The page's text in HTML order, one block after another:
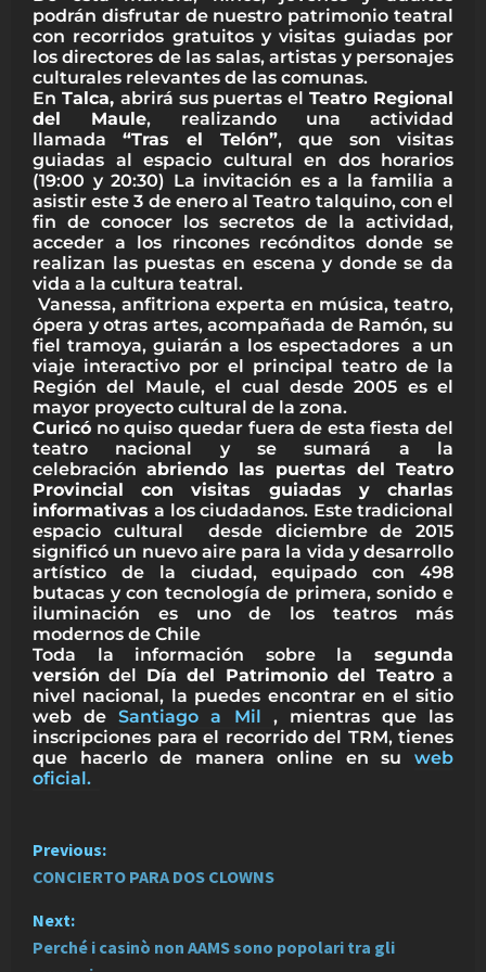
podrán disfrutar de nuestro patrimonio teatral
con recorridos gratuitos y visitas guiadas por
los directores de las salas, artistas y personajes
culturales relevantes de las comunas.
En Talca, abrirá sus puertas elTeatro Regional
del Maule, realizando una actividad
llamada “Tras el Telón”, que son visitas
guiadas al espacio cultural en dos horarios
(19:00 y 20:30) La invitación es a la familia a
asistir este 3 de enero al Teatro talquino, con el
fin de conocer los secretos de la actividad,
acceder a los rincones recónditos donde se
realizan las puestas en escena y donde se da
vida a la cultura teatral.
Vanessa, anfitriona experta en música, teatro,
ópera y otras artes, acompañada de Ramón, su
fiel tramoya, guiarán a los espectadores a un
viaje interactivo por el principal teatro de la
Región del Maule, el cual desde 2005 es el
mayor proyecto cultural de la zona.
Curicó no quiso quedar fuera de esta fiesta del
teatro nacional y se sumará a la
celebración abriendo las puertas del Teatro
Provincial con visitas guiadas y charlas
informativasa los ciudadanos. Este tradicional
espacio cultural desde diciembre de 2015
significó un nuevo aire para la vida y desarrollo
artístico de la ciudad, equipado con 498
butacas y con tecnología de primera, sonido e
iluminación es uno de los teatros más
modernos de Chile
Toda la información sobre la segunda
versión del Día del Patrimonio del Teatroa
nivel nacional, la puedes encontrar en el sitio
web deSantiago a Mil , mientras que las
inscripciones para el recorrido del TRM, tienes
que hacerlo de manera online en su web
oficial.
P
o
s
Previous:
CONCIERTO PARA DOS CLOWNS
Next:
Perché i casinò non AAMS sono popolari tra gli